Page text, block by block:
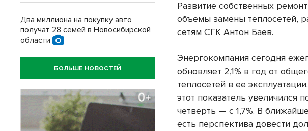
Развитие собственных
объемы замены теплосетей,
сетям СГК Антон Баев.
Энергокомпания сегодня
обновляет 2,1% в год от
теплосетей в ее
этот показатель увеличился
четверть — с 1,7%. В
есть перспектива довести
Два миллиона на покупку авто
получат 28 семей в Новосибирской
области
БОЛЬШЕ НОВОСТЕЙ